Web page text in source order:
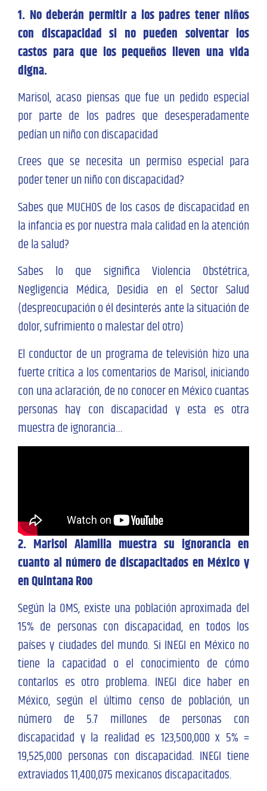
1. No deberán permitir a los padres tener niños
con discapacidad si no pueden solventar los
castos para que los pequeños lleven una vida
digna.
Marisol, acaso piensas que fue un pedido especial
por parte de los padres que desesperadamente
pedían un niño con discapacidad
Crees que se necesita un permiso especial para
poder tener un niño con discapacidad?
Sabes que MUCHOS de los casos de discapacidad en
la infancia es por nuestra mala calidad en la atención
de la salud?
Sabes lo que significa Violencia Obstétrica,
Negligencia Médica, Desidia en el Sector Salud
(despreocupación o él desinterés ante la situación de
dolor, sufrimiento o malestar del otro)
El conductor de un programa de televisión hizo una
fuerte crítica a los comentarios de Marisol, iniciando
con una aclaración, de no conocer en México cuantas
personas hay con discapacidad y esta es otra
muestra de ignorancia…
2. Marisol Alamilla muestra su ignorancia en
cuanto al número de discapacitados en México y
en Quintana Roo
Según la OMS, existe una población aproximada del
15% de personas con discapacidad, en todos los
países y ciudades del mundo. Si INEGI en México no
tiene la capacidad o el conocimiento de cómo
contarlos es otro problema. INEGI dice haber en
México, según el último censo de población, un
número de 5.7 millones de personas con
discapacidad y la realidad es 123,500,000 x 5% =
19,525,000 personas con discapacidad. INEGI tiene
extraviados 11,400,075 mexicanos discapacitados.